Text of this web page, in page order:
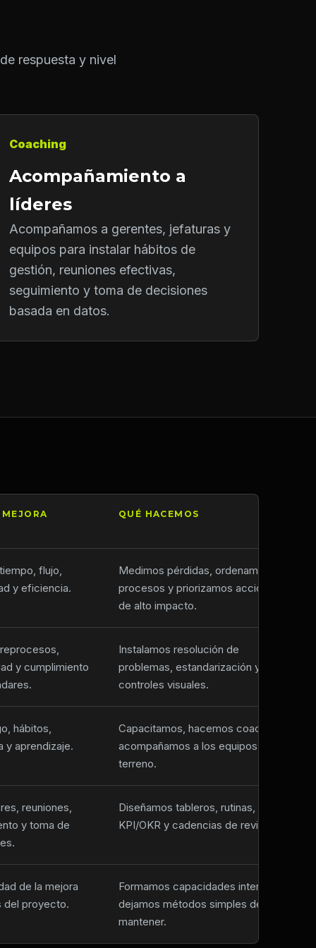
respuesta y nivel
Coaching
Acompañamiento a
líderes
Acompañamos a gerentes, jefaturas y
equipos para instalar hábitos de
gestión, reuniones efectivas,
seguimiento y toma de decisiones
basada en datos.
QUÉ HACEMOS
flujo,
y eficiencia.
Medimos pérdidas, ordenamos
procesos y priorizamos acciones
de alto impacto.
y cumplimiento
Instalamos resolución de
problemas, estandarización y
controles visuales.
hábitos,
y aprendizaje.
Capacitamos, hacemos coaching y
acompañamos a los equipos en
terreno.
reuniones,
y toma de
Diseñamos tableros, rutinas,
KPI/OKR y cadencias de revisión.
de la mejora
del proyecto.
Formamos capacidades internas y
dejamos métodos simples de
mantener.